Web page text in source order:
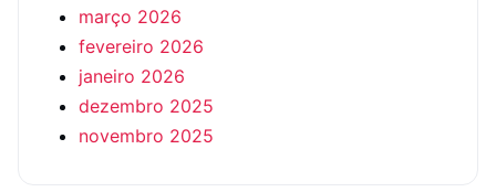
março 2026
fevereiro 2026
janeiro 2026
dezembro 2025
novembro 2025